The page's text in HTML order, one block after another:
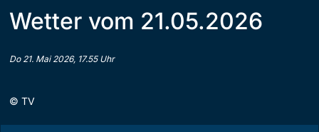
Wetter vom 21.05.2026
Do 21. Mai 2026, 17.55 Uhr
© TV